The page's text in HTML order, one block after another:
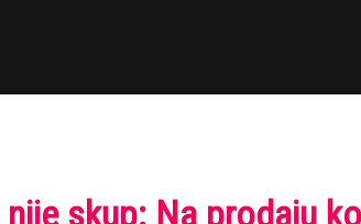
skup: Na prodaju